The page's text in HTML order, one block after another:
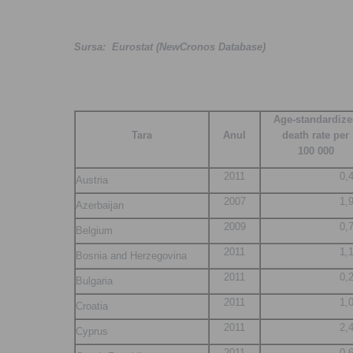
Sursa: Eurostat (NewCronos Database)
Tara Anul
Age-
death rate per
100 000
Austria 2011
Azerbaijan 2007
Belgium 2009
Bosnia and Herzegovina 2011
Bulgaria 2011
Croatia 2011
Cyprus 2011